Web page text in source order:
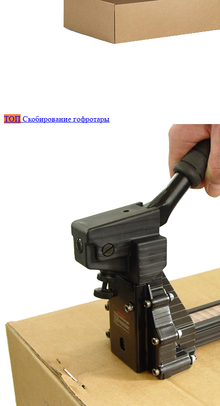
ТОП Скобирование гофротары